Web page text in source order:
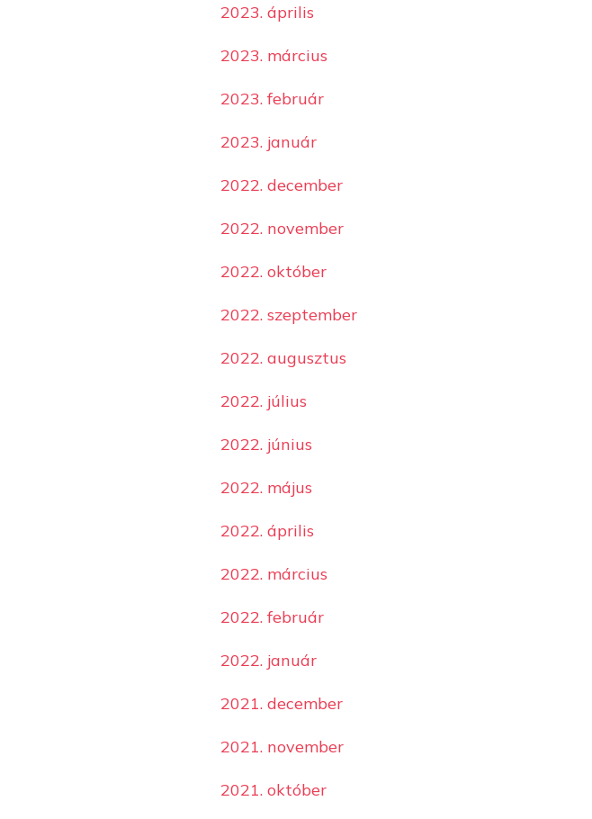
2023. április
2023. március
2023. február
2023. január
2022. december
2022. november
2022. október
2022. szeptember
2022. augusztus
2022. július
2022. június
2022. május
2022. április
2022. március
2022. február
2022. január
2021. december
2021. november
2021. október